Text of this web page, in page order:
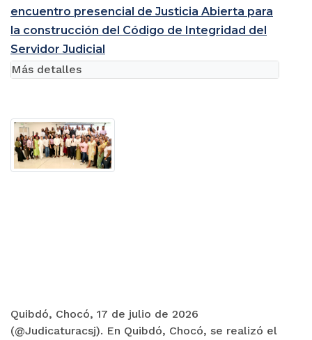
encuentro presencial de Justicia Abierta para
la construcción del Código de Integridad del
Servidor Judicial
Quibdó, Chocó, 17 de julio de 2026
(@Judicaturacsj). En Quibdó, Chocó, se realizó el
Más detalles